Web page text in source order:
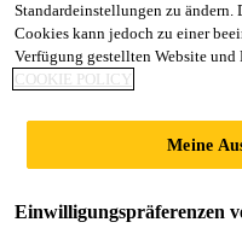
PVC-P
Standardeinstellungen zu
Cookies kann jedoch zu einer
Verfügung gestellten Website und
COOKIE POLICY
Meine
Einwilligungspräferenzen